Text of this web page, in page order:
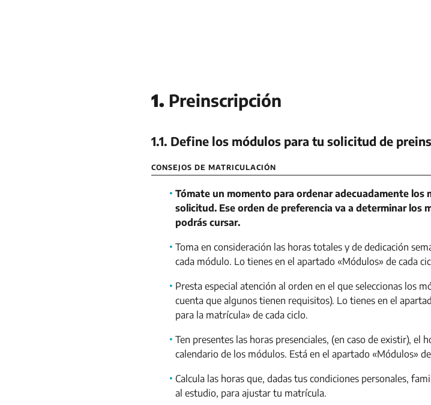
1. Preinscripción
1.1. Define los módulos para tu solicitud de
CONSEJOS DE MATRICULACIÓN
Tómate un momento para ordenar adecuadamente los
solicitud. Ese orden de preferencia va a determinar los
podrás cursar.
Toma en consideración las horas totales y de dedicación
cada módulo. Lo tienes en el apartado «Módulos» de cada
Presta especial atención al orden en el que seleccionas los
cuenta que algunos tienen requisitos). Lo tienes en el
para la matrícula» de cada ciclo.
Ten presentes las horas presenciales, (en caso de existir), el
calendario de los módulos. Está en el apartado «Módulos»
Calcula las horas que, dadas tus condiciones personales,
al estudio, para ajustar tu matrícula.